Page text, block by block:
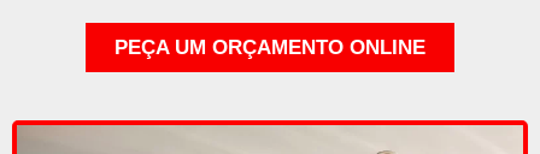
PEÇA UM ORÇAMENTO ONLINE